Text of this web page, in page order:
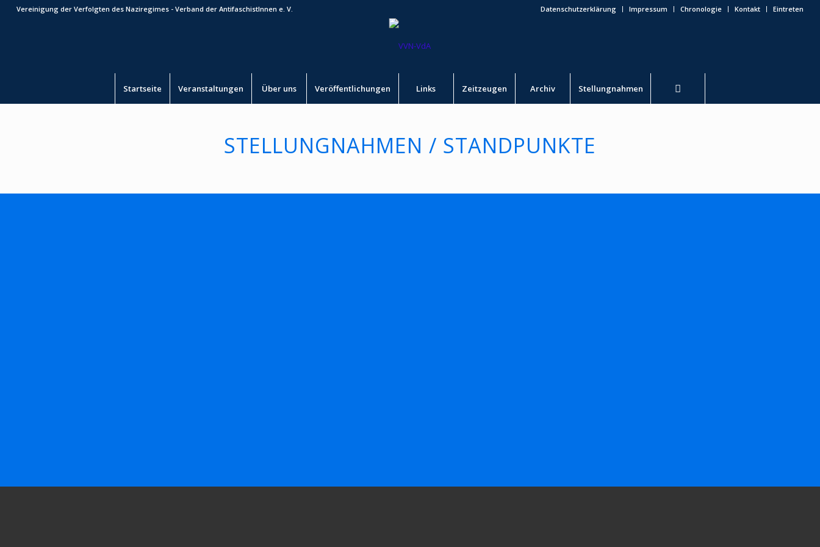
Datenschutzerklärung Impressum Chronologie Kontakt Eintreten
Vereinigung der Verfolgten des Naziregimes - Verband der AntifaschistInnen e. V.
Startseite Veranstaltungen Über uns Veröffentlichungen Links Zeitzeugen Archiv Stellungnahmen
STELLUNGNAHMEN / STANDPUNKTE